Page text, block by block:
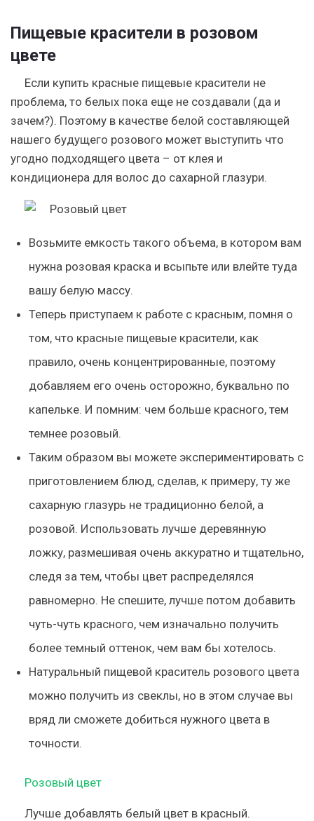
Пищевые красители в розовом
цвете
Если купить красные пищевые красители не
проблема, то белых пока еще не создавали (да и
зачем?). Поэтому в качестве белой составляющей
нашего будущего розового может выступить что
угодно подходящего цвета – от клея и
кондиционера для волос до сахарной глазури.
Возьмите емкость такого объема, в котором вам
нужна розовая краска и всыпьте или влейте туда
вашу белую массу.
Теперь приступаем к работе с красным, помня о
том, что красные пищевые красители, как
правило, очень концентрированные, поэтому
добавляем его очень осторожно, буквально по
капельке. И помним: чем больше красного, тем
темнее розовый.
Таким образом вы можете экспериментировать с
приготовлением блюд, сделав, к примеру, ту же
сахарную глазурь не традиционно белой, а
розовой. Использовать лучше деревянную
ложку, размешивая очень аккуратно и тщательно,
следя за тем, чтобы цвет распределялся
равномерно. Не спешите, лучше потом добавить
чуть-чуть красного, чем изначально получить
более темный оттенок, чем вам бы хотелось.
Натуральный пищевой краситель розового цвета
можно получить из свеклы, но в этом случае вы
вряд ли сможете добиться нужного цвета в
точности.
Розовый цвет
Лучше добавлять белый цвет в красный.